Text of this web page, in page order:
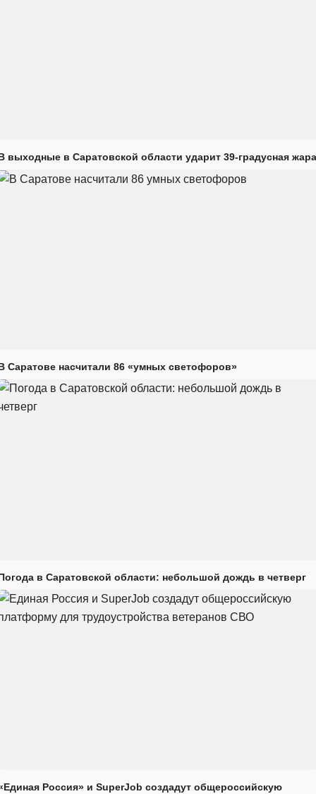
выходные в Саратовской области ударит 39-градусная жара
Саратове насчитали 86 «умных светофоров»
в Саратовской области: небольшой дождь в четверг
Россия» и SuperJob создадут общероссийскую